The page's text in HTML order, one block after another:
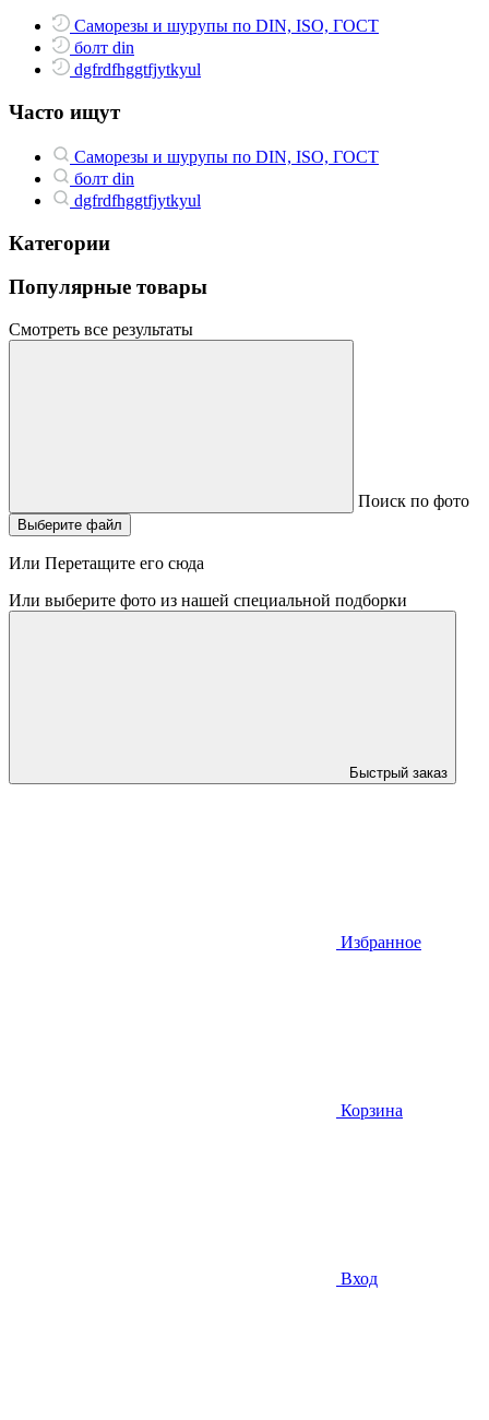
Саморезы и шурупы по DIN, ISO, ГОСТ
болт din
dgfrdfhggtfjytkyul
Часто ищут
Саморезы и шурупы по DIN, ISO, ГОСТ
болт din
dgfrdfhggtfjytkyul
Категории
Популярные товары
Смотреть все результаты
Поиск по фото
Выберите файл
Или Перетащите его сюда
Или выберите фото из нашей специальной подборки
Быстрый заказ
Избранное
Корзина
Вход